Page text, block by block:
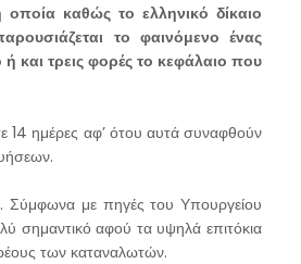
καθώς το ελληνικό δίκαιο
το φαινόμενο ένας
και τρεις φορές το κεφάλαιο που
14 ημέρες αφ’ ότου αυτά συναφθούν
Σύμφωνα με πηγές του Υπουργείου
σημαντικό αφού τα υψηλά επιτόκια
των καταναλωτών.